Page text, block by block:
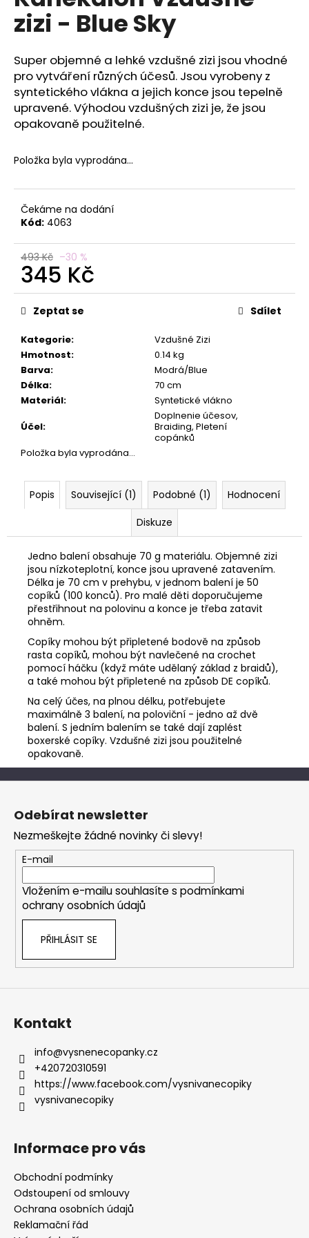
0,0
z
hvězdiček.
zizi - Blue Sky
Super objemné a lehké vzdušné zizi jsou vhodné
pro vytváření různých účesů. Jsou vyrobeny z
syntetického vlákna a jejich konce jsou tepelně
upravené. Výhodou vzdušných zizi je, že jsou
opakovaně použitelné.
Položka byla vyprodána…
Čekáme na dodání
Kód: 4063
493 Kč –30 %
345 Kč
Měrná
cena:
Kategorie:
Vzdušné Zizi
Hmotnost:
0.14 kg
Barva:
Modrá/Blue
Délka:
70 cm
Materiál:
Syntetické vlákno
Účel:
Doplnenie účesov,
Braiding, Pletení
copánků
Položka byla vyprodána…
Zeptat se Sdílet
Popis Související (1) Podobné (1)
Hodnocení
Diskuze
Jedno balení obsahuje 70 g materiálu. Objemné zizi
jsou nízkoteplotní, konce jsou upravené zatavením.
Délka je 70 cm v prehybu, v jednom balení je 50
copíků (100 konců). Pro malé děti doporučujeme
přestřihnout na polovinu a konce je třeba zatavit
ohněm.
Copíky mohou být připletené bodově na způsob
rasta copíků, mohou být navlečené na crochet
pomocí háčku (když máte udělaný základ z braidů),
a také mohou být připletené na způsob DE copíků.
Na celý účes, na plnou délku, potřebujete
maximálně 3 balení, na poloviční - jedno až dvě
balení. S jedním balením se také dají zaplést
boxerské copíky. Vzdušné zizi jsou použitelné
opakovaně.
a
j
í
t
?
HLEDAT
D
p
o
u
č
e
m
e
Z
Odebírat newsletter
Nezmeškejte žádné novinky či slevy!
E-mail
Vložením e-mailu souhlasíte s podmínkami
ochrany osobních údajů
PŘIHLÁSIT SE
Kontakt
info@vysnenecopanky.cz
+420720310591
https://www.facebook.com/vysnivanecopiky
vysnivanecopiky
Informace pro vás
Obchodní podmínky
Odstoupení od smlouvy
Ochrana osobních údajů
Reklamační řád